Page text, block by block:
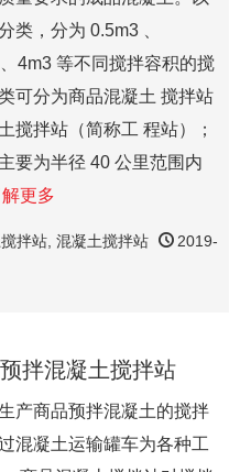
类，分为 0.5m3 、
4m3 等不同搅拌容积的搅
可分为商品混凝土 搅拌站
搅拌站（简称工 程站）；
要为半径 40 公里范围内
更多
拌站 混凝土搅拌站
2019-
拌混凝土搅拌站
产商品预拌混凝土的搅拌
混凝土运输罐车为各种工